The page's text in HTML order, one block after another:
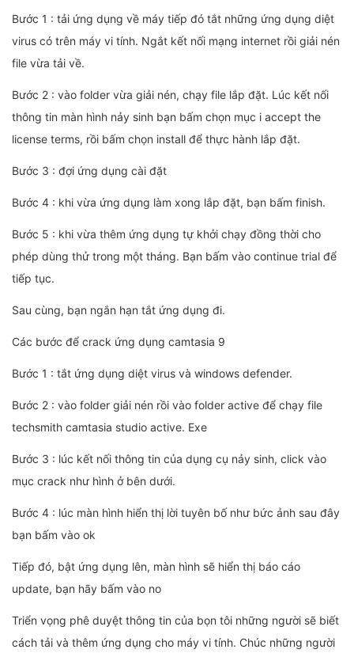
Bước 1 : tải ứng dụng về máy tiếp đó tắt những ứng dụng diệt
virus có trên máy vi tính. Ngắt kết nối mạng internet rồi giải nén
file vừa tải về.
Bước 2 : vào folder vừa giải nén, chạy file lắp đặt. Lúc kết nối
thông tin màn hình nảy sinh bạn bấm chọn mục i accept the
license terms, rồi bấm chọn install để thực hành lắp đặt.
Bước 3 : đợi ứng dụng cài đặt
Bước 4 : khi vừa ứng dụng làm xong lắp đặt, bạn bấm finish.
Bước 5 : khi vừa thêm ứng dụng tự khởi chạy đồng thời cho
phép dùng thử trong một tháng. Bạn bấm vào continue trial để
tiếp tục.
Sau cùng, bạn ngắn hạn tắt ứng dụng đi.
Các bước để crack ứng dụng camtasia 9
Bước 1 : tắt ứng dụng diệt virus và windows defender.
Bước 2 : vào folder giải nén rồi vào folder active để chạy file
techsmith camtasia studio active. Exe
Bước 3 : lúc kết nối thông tin của dụng cụ nảy sinh, click vào
mục crack như hình ở bên dưới.
Bước 4 : lúc màn hình hiển thị lời tuyên bố như bức ảnh sau đây
bạn bấm vào ok
Tiếp đó, bật ứng dụng lên, màn hình sẽ hiển thị báo cáo
update, bạn hãy bấm vào no
Triển vọng phê duyệt thông tin của bọn tôi những người sẽ biết
cách tải và thêm ứng dụng cho máy vi tính. Chúc những người